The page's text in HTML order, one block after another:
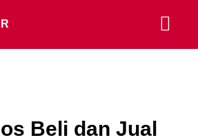
Beli dan Jual